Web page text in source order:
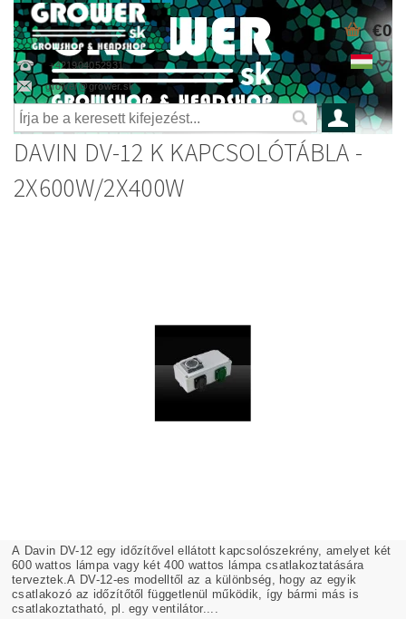
+421904052931
grower@grower.sk
€0
DAVIN DV-12 K KAPCSOLÓTÁBLA -
2X600W/2X400W
A Davin DV-12 egy időzítővel ellátott kapcsolószekrény, amelyet két
600 wattos lámpa vagy két 400 wattos lámpa csatlakoztatására
terveztek.A DV-12-es modelltől az a különbség, hogy az egyik
csatlakozó az időzítőtől függetlenül működik, így bármi más is
csatlakoztatható, pl. egy ventilátor....